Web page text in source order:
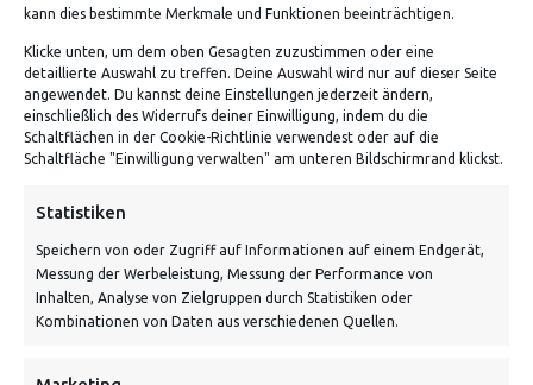
kann dies bestimmte Merkmale und Funktionen beeinträchtigen.
Klicke unten, um dem oben Gesagten zuzustimmen oder eine
detaillierte Auswahl zu treffen. Deine Auswahl wird nur auf dieser Seite
angewendet. Du kannst deine Einstellungen jederzeit ändern,
einschließlich des Widerrufs deiner Einwilligung, indem du die
Schaltflächen in der Cookie-Richtlinie verwendest oder auf die
Schaltfläche "Einwilligung verwalten" am unteren Bildschirmrand klickst.
Statistiken
Speichern von oder Zugriff auf Informationen auf einem Endgerät,
Messung der Werbeleistung, Messung der Performance von
Inhalten, Analyse von Zielgruppen durch Statistiken oder
Kombinationen von Daten aus verschiedenen Quellen.
ADRESSE
Von Tiling GmbH
Bahnhofstraße 3, 06268 Nemsdorf-Göhrendorf
Kontakt: Mo - Fr von 10:00 bis 18:00 Uhr
info@vontiling.de